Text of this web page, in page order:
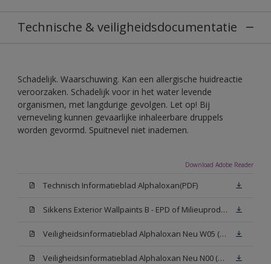
Technische & veiligheidsdocumentatie
Schadelijk. Waarschuwing. Kan een allergische huidreactie
veroorzaken. Schadelijk voor in het water levende
organismen, met langdurige gevolgen. Let op! Bij
verneveling kunnen gevaarlijke inhaleerbare druppels
worden gevormd. Spuitnevel niet inademen.
Download Adobe Reader
Technisch Informatieblad Alphaloxan(PDF)
Sikkens Exterior Wallpaints B - EPD of Milieuproductverklaring
Veiligheidsinformatieblad Alphaloxan Neu W05 (MSDS)
Veiligheidsinformatieblad Alphaloxan Neu N00 (MSDS)